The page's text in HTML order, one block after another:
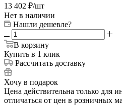
13 402 ₽/шт
Нет в наличии
Нашли дешевле?
В корзину
Купить в 1 клик
Рассчитать доставку
Хочу в подарок
Цена действительна только для
отличаться от цен в розничных